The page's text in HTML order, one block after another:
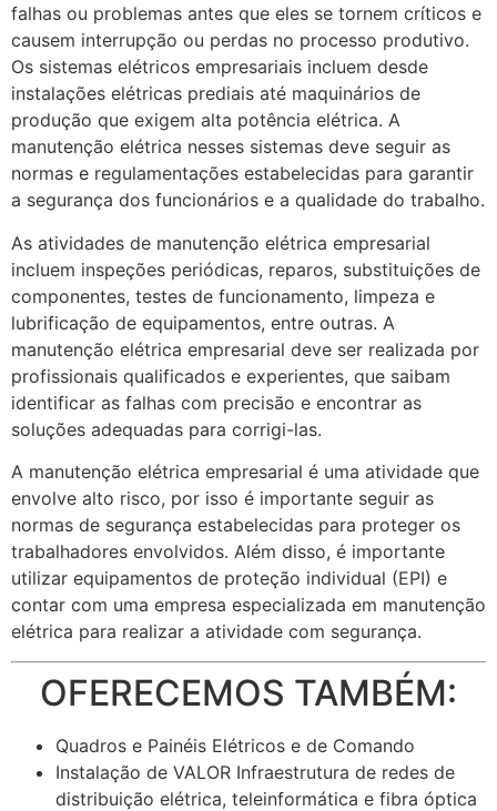
falhas ou problemas antes que eles se tornem críticos e
causem interrupção ou perdas no processo produtivo.
Os sistemas elétricos empresariais incluem desde
instalações elétricas prediais até maquinários de
produção que exigem alta potência elétrica. A
manutenção elétrica nesses sistemas deve seguir as
normas e regulamentações estabelecidas para garantir
a segurança dos funcionários e a qualidade do trabalho.
As atividades de manutenção elétrica empresarial
incluem inspeções periódicas, reparos, substituições de
componentes, testes de funcionamento, limpeza e
lubrificação de equipamentos, entre outras. A
manutenção elétrica empresarial deve ser realizada por
profissionais qualificados e experientes, que saibam
identificar as falhas com precisão e encontrar as
soluções adequadas para corrigi-las.
A manutenção elétrica empresarial é uma atividade que
envolve alto risco, por isso é importante seguir as
normas de segurança estabelecidas para proteger os
trabalhadores envolvidos. Além disso, é importante
utilizar equipamentos de proteção individual (EPI) e
contar com uma empresa especializada em manutenção
elétrica para realizar a atividade com segurança.
OFERECEMOS TAMBÉM:
Quadros e Painéis Elétricos e de Comando
Instalação de VALOR Infraestrutura de redes de
distribuição elétrica, teleinformática e fibra óptica